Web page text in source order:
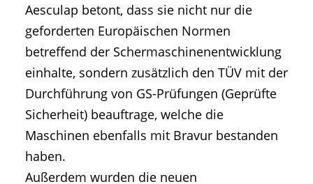
Aesculap betont, dass sie nicht nur die
geforderten Europäischen Normen
betreffend der Schermaschinenentwicklung
einhalte, sondern zusätzlich den TÜV mit der
Durchführung von GS-Prüfungen (Geprüfte
Sicherheit) beauftrage, welche die
Maschinen ebenfalls mit Bravur bestanden
haben.
Außerdem wurden die neuen